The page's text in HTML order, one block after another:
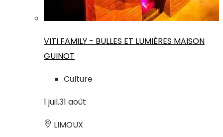
VITI FAMILY - BULLES ET LUMIÈRES MAISON
GUINOT
Culture
1 juil.31 août
LIMOUX